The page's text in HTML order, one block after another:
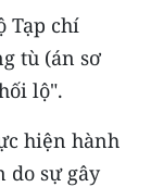
Tạp chí
tù (án sơ
lộ".
hiện hành
do sự gây